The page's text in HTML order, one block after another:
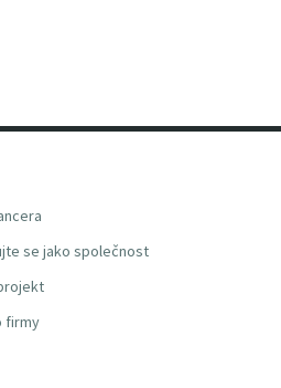
se jako společnost
firmy